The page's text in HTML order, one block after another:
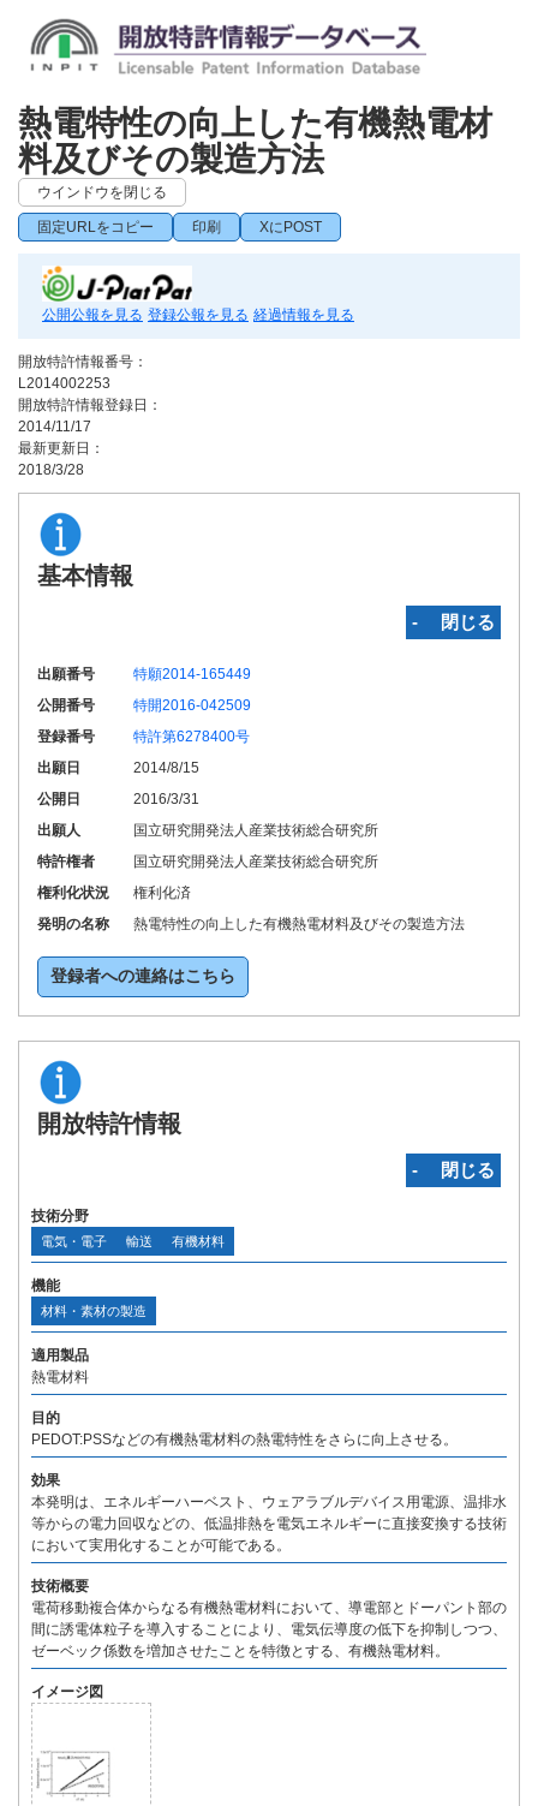
熱電特性の向上した有機熱電材
料及びその製造方法
ウインドウを閉じる
固定URLをコピー 印刷 XにPOST
公開公報を見る 登録公報を見る 経過情報を見る
開放特許情報番号：
L2014002253
開放特許情報登録日：
2014/11/17
最新更新日：
2018/3/28
基本情報
‐ 閉じる
出願番号
特願2014-165449
公開番号
特開2016-042509
登録番号
特許第6278400号
出願日
2014/8/15
公開日
2016/3/31
出願人
国立研究開発法人産業技術総合研究所
特許権者
国立研究開発法人産業技術総合研究所
権利化状況
権利化済
発明の名称
熱電特性の向上した有機熱電材料及びその製造方法
登録者への連絡はこちら
開放特許情報
‐ 閉じる
技術分野
電気・電子 輸送 有機材料
機能
材料・素材の製造
適用製品
熱電材料
目的
PEDOT:PSSなどの有機熱電材料の熱電特性をさらに向上させる。
効果
本発明は、エネルギーハーベスト、ウェアラブルデバイス用電源、温排水
等からの電力回収などの、低温排熱を電気エネルギーに直接変換する技術
において実用化することが可能である。
技術概要
電荷移動複合体からなる有機熱電材料において、導電部とドーパント部の
間に誘電体粒子を導入することにより、電気伝導度の低下を抑制しつつ、
ゼーベック係数を増加させたことを特徴とする、有機熱電材料。
イメージ図